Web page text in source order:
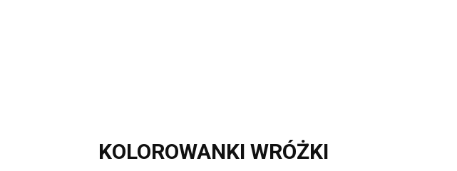
KOLOROWANKI WRÓŻKI